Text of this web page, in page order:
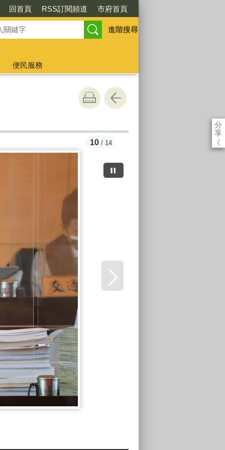
回首頁 RSS訂閱頻道 市府首頁
進階搜尋
便民服務
分
享
《
11 / 14